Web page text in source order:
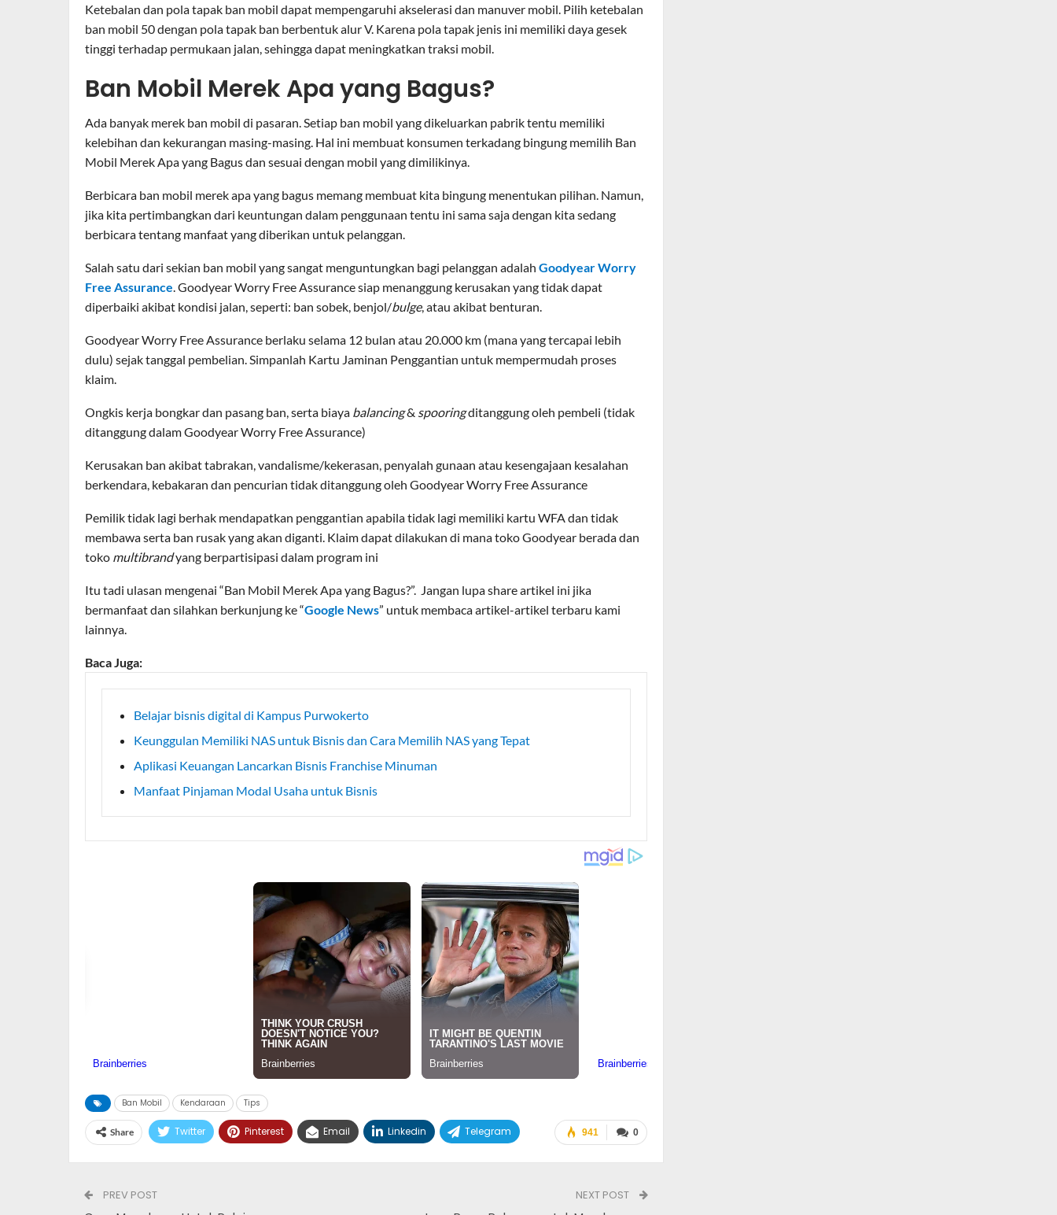
Ketebalan dan pola tapak ban mobil dapat mempengaruhi akselerasi dan manuver mobil. Pilih ketebalan
ban mobil 50 dengan pola tapak ban berbentuk alur V. Karena pola tapak jenis ini memiliki daya gesek
tinggi terhadap permukaan jalan, sehingga dapat meningkatkan traksi mobil.
Ban Mobil Merek Apa yang Bagus?
Ada banyak merek ban mobil di pasaran. Setiap ban mobil yang dikeluarkan pabrik tentu memiliki
kelebihan dan kekurangan masing-masing. Hal ini membuat konsumen terkadang bingung memilih Ban
Mobil Merek Apa yang Bagus dan sesuai dengan mobil yang dimilikinya.
Berbicara ban mobil merek apa yang bagus memang membuat kita bingung menentukan pilihan. Namun,
jika kita pertimbangkan dari keuntungan dalam penggunaan tentu ini sama saja dengan kita sedang
berbicara tentang manfaat yang diberikan untuk pelanggan.
Salah satu dari sekian ban mobil yang sangat menguntungkan bagi pelanggan adalah Goodyear Worry
Free Assurance . Goodyear Worry Free Assurance siap menanggung kerusakan yang tidak dapat
diperbaiki akibat kondisi jalan, seperti: ban sobek, benjol/bulge, atau akibat benturan.
Goodyear Worry Free Assurance berlaku selama 12 bulan atau 20.000 km (mana yang tercapai lebih
dulu) sejak tanggal pembelian. Simpanlah Kartu Jaminan Penggantian untuk mempermudah proses
klaim.
Ongkis kerja bongkar dan pasang ban, serta biaya balancing& spooringditanggung oleh pembeli (tidak
ditanggung dalam Goodyear Worry Free Assurance)
Kerusakan ban akibat tabrakan, vandalisme/kekerasan, penyalah gunaan atau kesengajaan kesalahan
berkendara, kebakaran dan pencurian tidak ditanggung oleh Goodyear Worry Free Assurance
Pemilik tidak lagi berhak mendapatkan penggantian apabila tidak lagi memiliki kartu WFA dan tidak
membawa serta ban rusak yang akan diganti. Klaim dapat dilakukan di mana toko Goodyear berada dan
toko multibrandyang berpartisipasi dalam program ini
Itu tadi ulasan mengenai “Ban Mobil Merek Apa yang Bagus?”. Jangan lupa share artikel ini jika
bermanfaat dan silahkan berkunjung ke “Google News” untuk membaca artikel-artikel terbaru kami
lainnya.
Baca Juga:
Belajar bisnis digital di Kampus Purwokerto
Keunggulan Memiliki NAS untuk Bisnis dan Cara Memilih NAS yang Tepat
Aplikasi Keuangan Lancarkan Bisnis Franchise Minuman
Manfaat Pinjaman Modal Usaha untuk Bisnis
Ban Mobil Kendaraan Tips
0
941
Share Twitter Pinterest Email Linkedin Telegram
PREV POST NEXT POST